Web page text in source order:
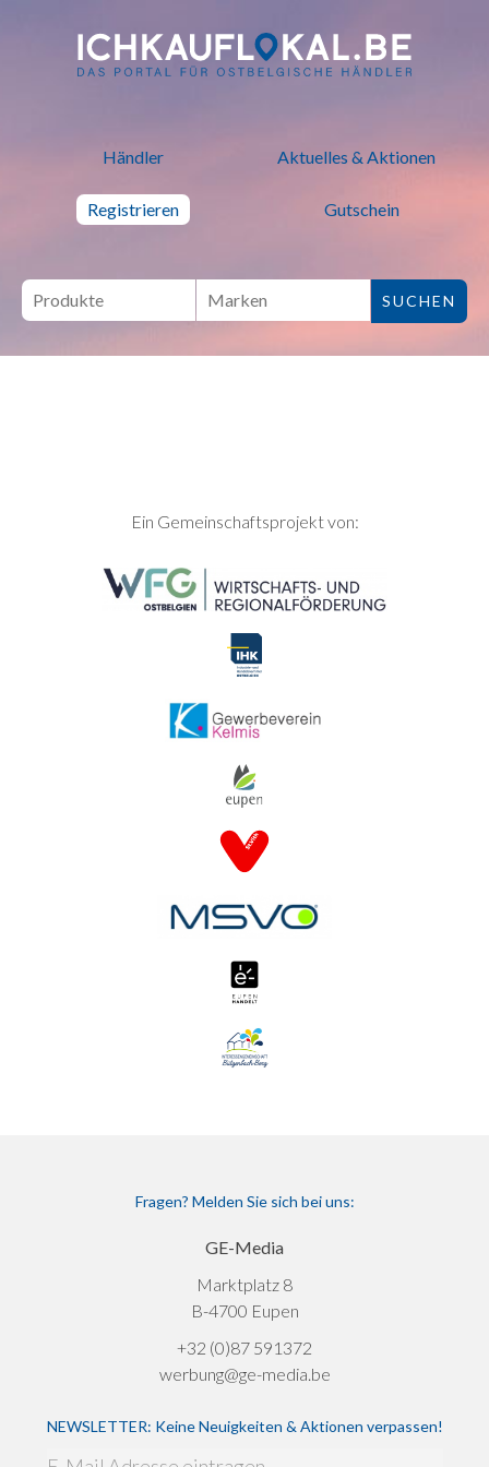
ich kauf lokal - Bei lokalen
Händler Aktuelles & Aktionen
Registrieren Gutschein
SEITENFUSSEin Gemeinschaftsprojekt von:
Fragen? Melden Sie sich bei uns:
GE-Media
Marktplatz 8
B-4700 Eupen
+32 (0)87 591372
werbung@ge-media.be
NEWSLETTER: Keine Neuigkeiten & Aktionen verpassen!